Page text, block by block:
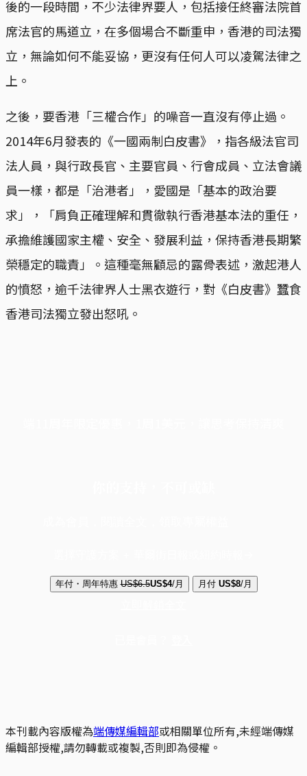
後的一段時間，不少法律界要人，包括接任終審法院首
席法官的馬道立，在多個場合不斷重申，香港的司法獨
立，無論如何不能妥協，更沒有任何人可以凌駕法律之
上。
之後，要香港「三權合作」的噪音一直沒有停止過。
2014年6月發表的《一國兩制白皮書》，指各級法官司
法人員，與行政長官、主要官員、行會成員、立法會議
員一樣，都是「治港者」，愛國是「基本的政治要
求」，「肩負正確理解和貫徹執行香港基本法的重任，
承擔維護國家主權、安全、發展利益，保持香港長期繁
榮穩定的職責」。這種毫無顧忌的露骨表述，激起港人
的憤怒，逾千法律界人士黑衣遊行，對《白皮書》蠶食
香港司法獨立發出怒吼。
年付・周年特惠 US$6.5US$4/月 月付 US$8/月
本刊載內容版權為端傳媒編輯部或相關單位所有,未經端傳媒
編輯部授權,請勿轉載或複製,否則即為侵權。